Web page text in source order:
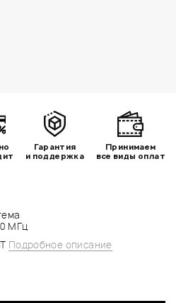
МГц
Подробное описание
Гарантия
и поддержка
Принимаем
все виды оплат